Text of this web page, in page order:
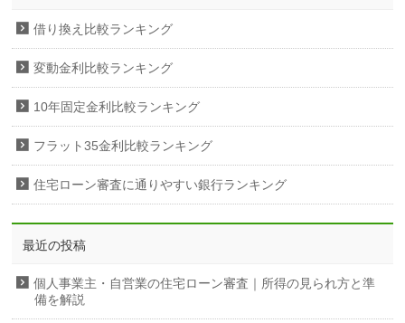
借り換え比較ランキング
変動金利比較ランキング
10年固定金利比較ランキング
フラット35金利比較ランキング
住宅ローン審査に通りやすい銀行ランキング
最近の投稿
個人事業主・自営業の住宅ローン審査｜所得の見られ方と準
備を解説